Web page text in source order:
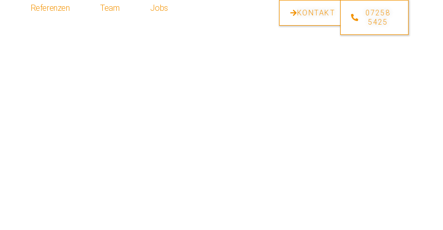
Referenzen Team Jobs KONTAKT
07258
5425